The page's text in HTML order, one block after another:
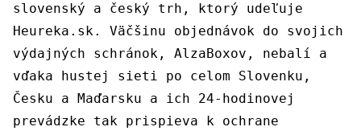
slovenský a český trh, ktorý udeľuje
Heureka.sk. Väčšinu objednávok do svojich
výdajných schránok, AlzaBoxov, nebalí a
vďaka hustej sieti po celom Slovenku,
Česku a Maďarsku a ich 24-hodinovej
prevádzke tak prispieva k ochrane